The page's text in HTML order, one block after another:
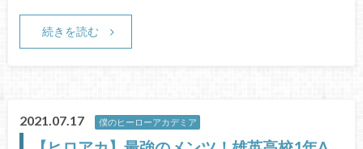
続きを読む
2021.07.17 僕のヒーローアカデミア